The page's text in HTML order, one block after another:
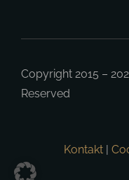
Copyright 2015 –
Reserved
Kontakt |